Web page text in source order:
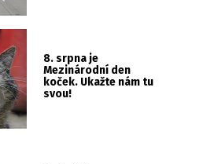
8. srpna je
Mezinárodní den
koček. Ukažte nám tu
svou!